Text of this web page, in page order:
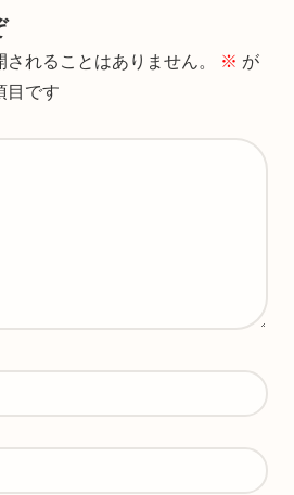
れることはありません。 ※ が
目です